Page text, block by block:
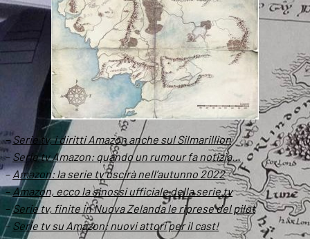
–Serie tv, i diritti Amazon anche sul Silmarillion
– Serie tv Amazon: quando un rumour fa notizia…
–Amazon: la serie tv uscirà nell’autunno 2022
–Amazon, ecco la sinossi ufficiale della serie tv
–Serie tv, finite in Nuova Zelanda le riprese del pilot
– Serie tv su Amazon: nuovi attori per il cast!